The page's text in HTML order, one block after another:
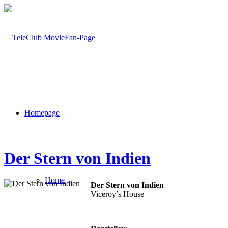
Homepage
Home
Der Stern von Indien
Der Stern von Indien
Viceroy’s House